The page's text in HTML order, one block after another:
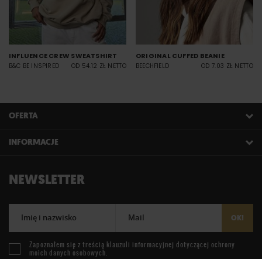
INFLUENCE CREW SWEATSHIRT
B&C BE INSPIRED OD 54.12 ZŁ NETTO
ORIGINAL CUFFED BEANIE
BEECHFIELD OD 7.03 ZŁ NETTO
OFERTA
INFORMACJE
NEWSLETTER
Imię i nazwisko Mail OK!
Zapoznałem się z treścią klauzuli informacyjnej dotyczącej ochrony
moich danych osobowych.